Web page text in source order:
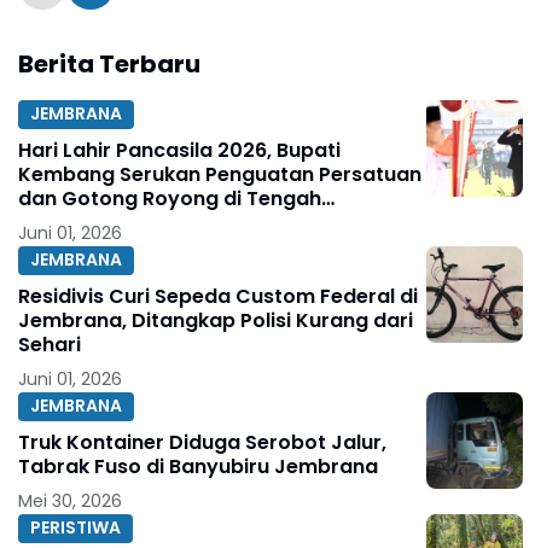
Berita Terbaru
JEMBRANA
Hari Lahir Pancasila 2026, Bupati
Kembang Serukan Penguatan Persatuan
dan Gotong Royong di Tengah
Tantangan Global
Juni 01, 2026
JEMBRANA
Residivis Curi Sepeda Custom Federal di
Jembrana, Ditangkap Polisi Kurang dari
Sehari
Juni 01, 2026
JEMBRANA
Truk Kontainer Diduga Serobot Jalur,
Tabrak Fuso di Banyubiru Jembrana
Mei 30, 2026
PERISTIWA